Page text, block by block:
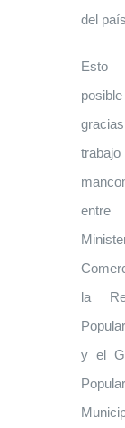
del
posible
trabajo
la
y el
Popular